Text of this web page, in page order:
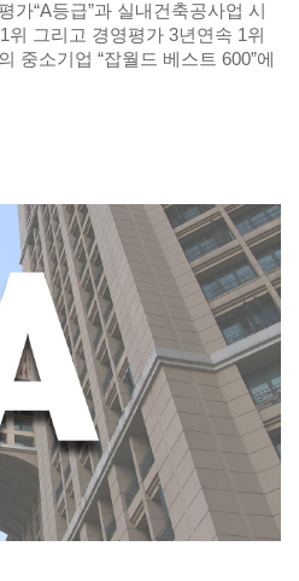
가“A등급”과 실내건축공사업 시
그리고 경영평가 3년연속 1위
중소기업 “잡월드 베스트 600”에